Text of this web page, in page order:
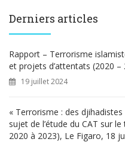
e
h
e
r
Derniers articles
Rapport – Terrorisme
et projets d’attentats (2020
19 juillet 2024
« Terrorisme : des
sujet de l’étude du CAT sur
2020 à 2023), Le Figaro, 18